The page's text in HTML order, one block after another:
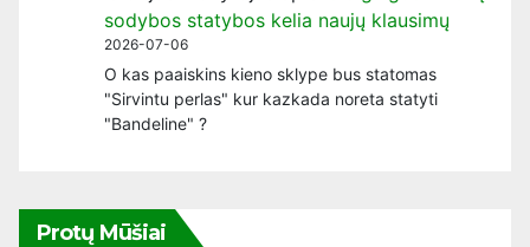
sodybos statybos kelia naujų klausimų
2026-07-06
O kas paaiskins kieno sklype bus statomas
"Sirvintu perlas" kur kazkada noreta statyti
"Bandeline" ?
Protų Mūšiai